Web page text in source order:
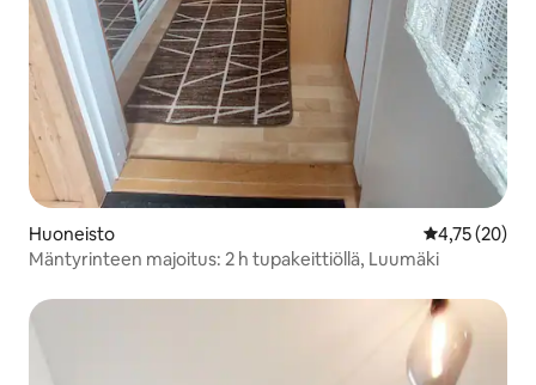
Huoneisto
4,75 (20)
Mäntyrinteen majoitus: 2 h tupakeittiöllä, Luumäki